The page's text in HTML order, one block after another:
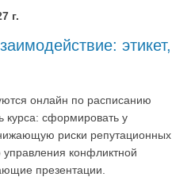
г.
этикет,
онлайн по расписанию
курса: сформировать у
риски репутационных
конфликтной
презентации.